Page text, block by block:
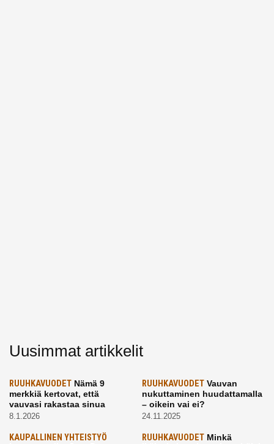
Uusimmat artikkelit
RUUHKAVUODET Nämä 9
merkkiä kertovat, että
vauvasi rakastaa sinua
8.1.2026
RUUHKAVUODETVauvan
nukuttaminen huudattamalla
– oikein vai ei?
24.11.2025
KAUPALLINEN YHTEISTYÖ RUUHKAVUODETMinkä